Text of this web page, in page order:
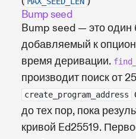
Bump seed
Bump seed — это один
добавляемый к
время деривации.
производит поиск от
create_program_address
до тех пор, пока
кривой Ed25519.